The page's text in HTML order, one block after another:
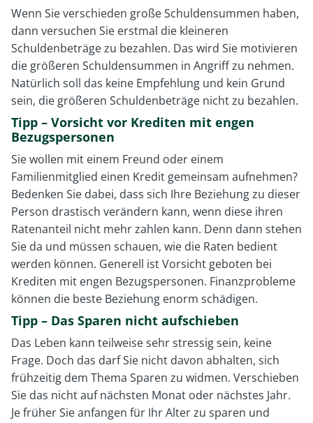
Wenn Sie verschieden große Schuldensummen haben,
dann versuchen Sie erstmal die kleineren
Schuldenbeträge zu bezahlen. Das wird Sie motivieren
die größeren Schuldensummen in Angriff zu nehmen.
Natürlich soll das keine Empfehlung und kein Grund
sein, die größeren Schuldenbeträge nicht zu bezahlen.
Tipp – Vorsicht vor Krediten mit engen
Bezugspersonen
Sie wollen mit einem Freund oder einem
Familienmitglied einen Kredit gemeinsam aufnehmen?
Bedenken Sie dabei, dass sich Ihre Beziehung zu dieser
Person drastisch verändern kann, wenn diese ihren
Ratenanteil nicht mehr zahlen kann. Denn dann stehen
Sie da und müssen schauen, wie die Raten bedient
werden können. Generell ist Vorsicht geboten bei
Krediten mit engen Bezugspersonen. Finanzprobleme
können die beste Beziehung enorm schädigen.
Tipp – Das Sparen nicht aufschieben
Das Leben kann teilweise sehr stressig sein, keine
Frage. Doch das darf Sie nicht davon abhalten, sich
frühzeitig dem Thema Sparen zu widmen. Verschieben
Sie das nicht auf nächsten Monat oder nächstes Jahr.
Je früher Sie anfangen für Ihr Alter zu sparen und